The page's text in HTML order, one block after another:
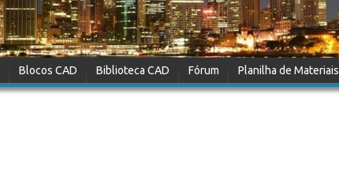
Blocos CAD Biblioteca CAD Fórum Planilha de Materiais